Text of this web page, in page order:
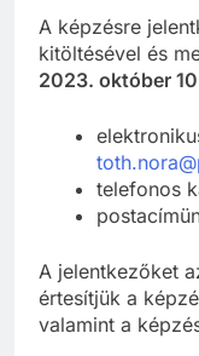
A képzésre
kitöltésével és
2023. október
telefonos
A jelentkezőket
értesítjük a
valamint a